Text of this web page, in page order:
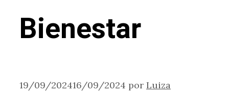
Bienestar
19/09/202416/09/2024 por Luiza